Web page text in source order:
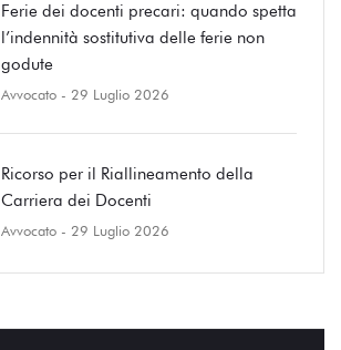
Ferie dei docenti precari: quando spetta
l’indennità sostitutiva delle ferie non
godute
Avvocato - 29 Luglio 2026
Ricorso per il Riallineamento della
Carriera dei Docenti
Avvocato - 29 Luglio 2026